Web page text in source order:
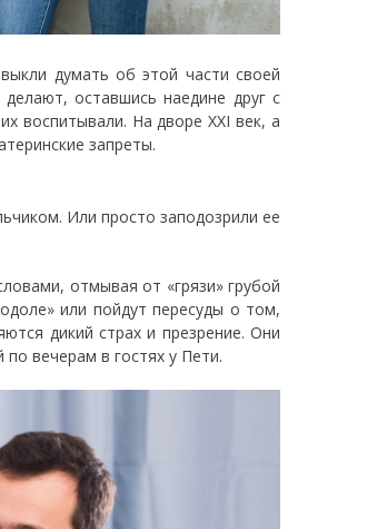
думать об этой части своей
оставшись наедине друг с
воспитывали. На дворе XXI век, а
запреты.
Или просто заподозрили ее
отмывая от «грязи» грубой
или пойдут пересуды о том,
дикий страх и презрение. Они
вечерам в гостях у Пети.